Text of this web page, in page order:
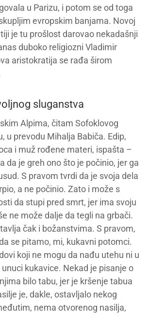
u Parizu, i potom se od toga
evropskim banjama. Novoj
je tu prošlost darovao nekadašnji
duboko religiozni Vladimir
aristokratija se rađa širom
sluganstva
Alpima, čitam Sofoklovog
u prevodu Mihalja Babiča. Edip,
i muž rođene materi, ispašta –
da je greh ono što je počinio, jer ga
S pravom tvrdi da je svoja dela
a ne počinio. Zato i može s
da stupi pred smrt, jer ima svoju
ne može dalje da tegli na grbači.
čak i božanstvima. S pravom,
se pitamo, mi, kukavni potomci.
koji ne mogu da nađu utehu ni u
kukavice. Nekad je pisanje o
bilo tabu, jer je kršenje tabua
je, dakle, ostavljalo nekog
nema otvorenog nasilja,